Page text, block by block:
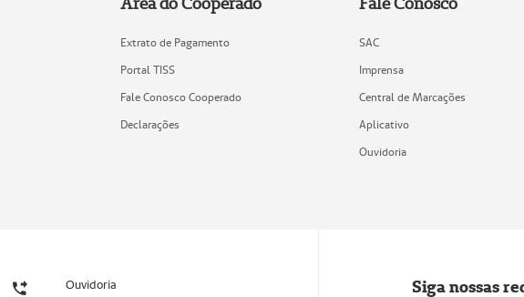
Extrato de Pagamento
Portal TISS
Fale Conosco Cooperado
Declarações
SAC
Imprensa
Central de Marcações
Aplicativo
Ouvidoria
Ouvidoria Siga nossas